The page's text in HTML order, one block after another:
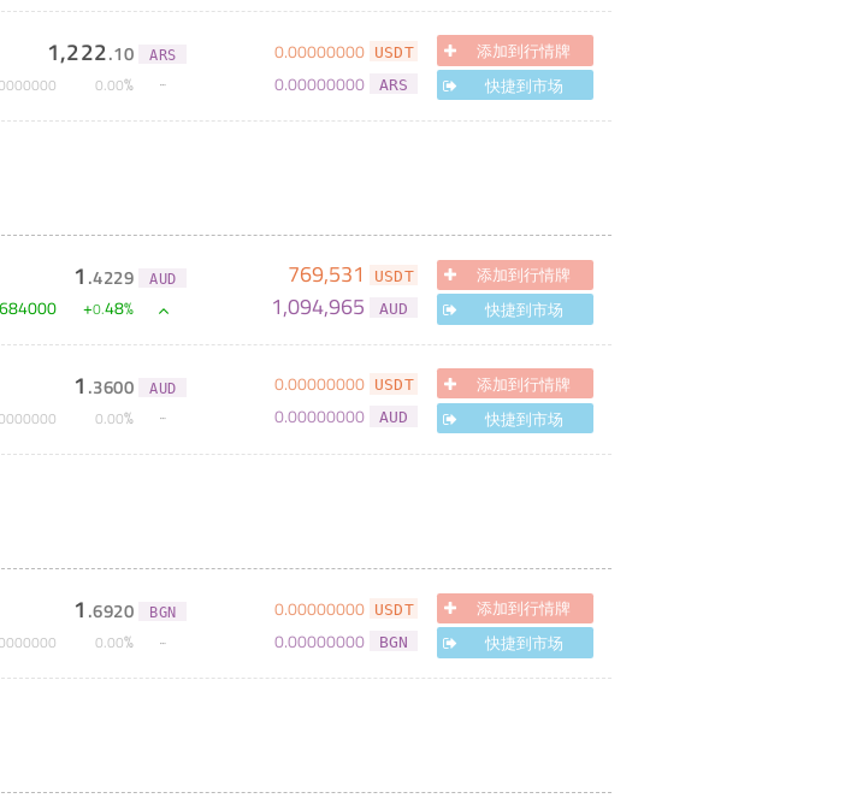
1,222.10 ARS
0.00%
0.00000000 USDT
0.00000000 ARS
添加到行情牌
快捷到市场
1 .4229 AUD
684000 +0.48%
769,531 USDT
1,094,965 AUD
添加到行情牌
快捷到市场
1 .3600 AUD
0.00%
0.00000000 USDT
0.00000000 AUD
添加到行情牌
快捷到市场
1 .6920 BGN
0.00%
0.00000000 USDT
0.00000000 BGN
添加到行情牌
快捷到市场